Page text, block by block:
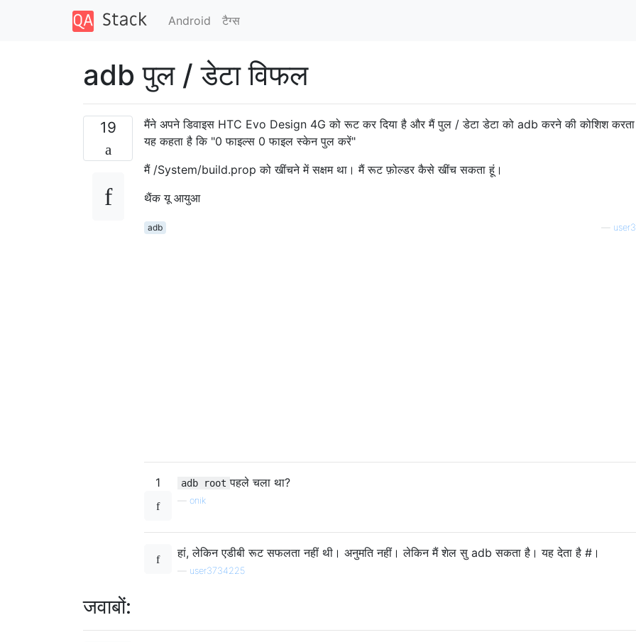
Android टैग्‍स
adb पुल / डेटा विफल
19
मैंने अपने डिवाइस HTC Evo Design 4G को रूट कर दिया है और मैं पुल / डेटा डेटा को adb करने की कोशिश
यह कहता है कि "0 फाइल्स 0 फाइल स्केन पुल करें"
मैं /System/build.prop को खींचने में सक्षम था। मैं रूट फ़ोल्डर कैसे खींच सकता हूं।
थैंक यू आयुआ
adb
1 adb root पहले चला था?
onik
हां, लेकिन एडीबी रूट सफलता नहीं थी। अनुमति नहीं। लेकिन मैं शेल सु adb सकता है। यह देता है #।
user3734225
जवाबों: